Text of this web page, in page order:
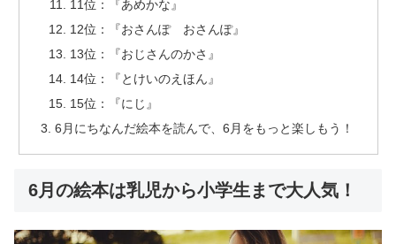
11位：『あめかな』
12位：『おさんぽ おさんぽ』
13位：『おじさんのかさ』
14位：『とけいのえほん』
15位：『にじ』
6月にちなんだ絵本を読んで、6月をもっと楽しもう！
6月の絵本は乳児から小学生まで大人気！